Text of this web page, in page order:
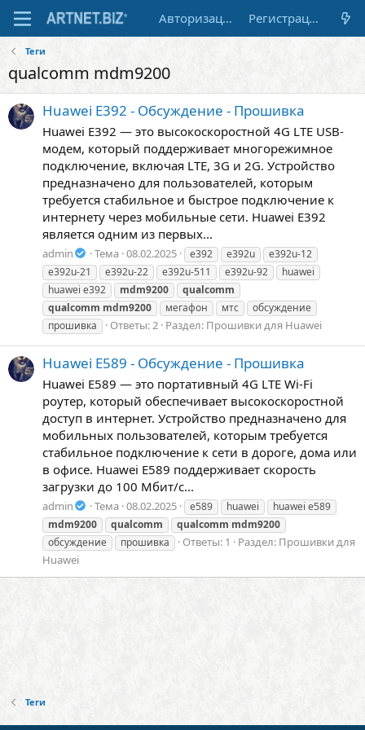
Авторизация Регистрация
Теги
qualcomm mdm9200
Huawei E392 - Обсуждение - Прошивка
Huawei E392 — это высокоскоростной 4G LTE USB-
модем, который поддерживает многорежимное
подключение, включая LTE, 3G и 2G. Устройство
предназначено для пользователей, которым
требуется стабильное и быстрое подключение к
интернету через мобильные сети. Huawei E392
является одним из первых...
admin Тема 08.02.2025 e392 e392u
e392u-12
e392u-21
e392u-22 e392u-511 e392u-92
huawei
huawei e392
mdm9200
qualcomm
qualcomm mdm9200 мегафон мтс
обсуждение
прошивка
Ответы: 2 Раздел: Прошивки для Huawei
Huawei E589 - Обсуждение - Прошивка
Huawei E589 — это портативный 4G LTE Wi-Fi
роутер, который обеспечивает высокоскоростной
доступ в интернет. Устройство предназначено для
мобильных пользователей, которым требуется
стабильное подключение к сети в дороге, дома или
в офисе. Huawei E589 поддерживает скорость
загрузки до 100 Мбит/с...
admin Тема 08.02.2025 e589 huawei
huawei e589
mdm9200
qualcomm qualcomm mdm9200
обсуждение
прошивка Ответы: 1 Раздел: Прошивки для
Huawei
Теги